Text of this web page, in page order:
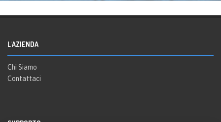
L'AZIENDA
Chi Siamo
Contattaci